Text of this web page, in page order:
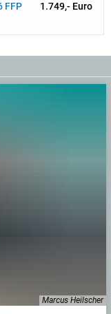
FFP 1.749,- Euro
Marcus Heilscher